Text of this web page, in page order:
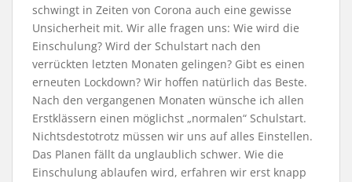
schwingt in Zeiten von Corona auch eine gewisse
Unsicherheit mit. Wir alle fragen uns: Wie wird die
Einschulung? Wird der Schulstart nach den
verrückten letzten Monaten gelingen? Gibt es einen
erneuten Lockdown? Wir hoffen natürlich das Beste.
Nach den vergangenen Monaten wünsche ich allen
Erstklässern einen möglichst „normalen“ Schulstart.
Nichtsdestotrotz müssen wir uns auf alles Einstellen.
Das Planen fällt da unglaublich schwer. Wie die
Einschulung ablaufen wird, erfahren wir erst knapp